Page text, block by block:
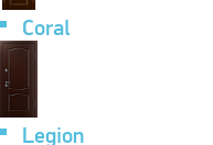
Coral
Legion